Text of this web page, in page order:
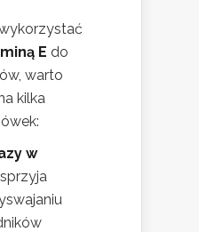
E do
warto
kilka
w
sprzyja